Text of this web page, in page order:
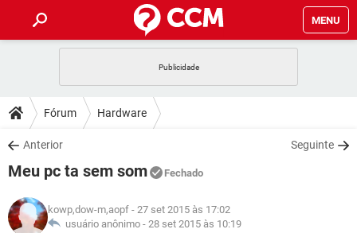
MENU
CELULAR
OUTLOOK
INSTAGRAM GMAIL
GUIA DE COMPRAS
DICAS
JOGOS
INSTAGRAM GMAIL
DOWNLOADS
JOGOS WHATSAPP
CELULAR
OUTLOOK EXCEL
FÓRUM
JOGOS WHATSAPP
GLOSSÁRIO
Fórum Hardware
Anterior Seguinte
Meu pc ta sem som Fechado
kowp,dow-m,aopf - 27 set 2015 às 17:02
usuário anônimo - 28 set 2015 às 10:19